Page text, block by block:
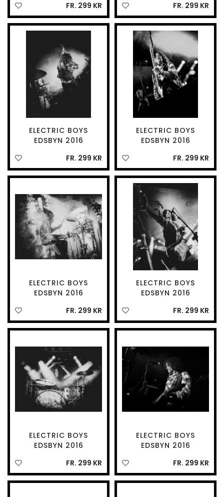
FR. 299 KR
FR. 299 KR
ELECTRIC BOYS
EDSBYN 2016
FR. 299 KR
ELECTRIC BOYS
EDSBYN 2016
FR. 299 KR
ELECTRIC BOYS
EDSBYN 2016
FR. 299 KR
ELECTRIC BOYS
EDSBYN 2016
FR. 299 KR
ELECTRIC BOYS
EDSBYN 2016
FR. 299 KR
ELECTRIC BOYS
EDSBYN 2016
FR. 299 KR